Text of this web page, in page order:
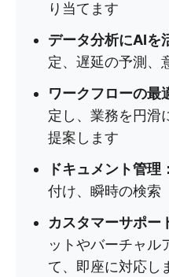
り当てます
データ分析にAIを
定、遅延の予測、
ワークフローの最
定し、業務を円滑
提案します
ドキュメント管理：
付け、瞬時の検索
カスタマーサポー
ットやバーチャル
て、即座に対応し